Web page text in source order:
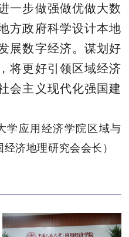
一步做强做优做大数
方政府科学设计本地
展数字经济。谋划好
将更好引领区域经济
会主义现代化强国建
学应用经济学院区域与
济地理研究会会长）